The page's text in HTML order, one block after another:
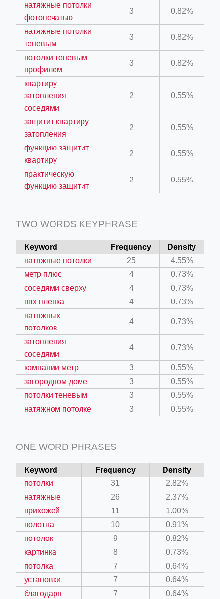
work?lat=37.49813&lng=127.0284&zoom=16
shredder-plant-equipment/scrap-shredder-fabrication
натяжные потолки
фотопечатью
3 0.82%
натяжные потолки
теневым
3 0.82%
потолки теневым
профилем
3 0.82%
квартиру
затопления
соседями
2 0.55%
защитит квартиру
затопления
2 0.55%
функцию защитит
квартиру
2 0.55%
практическую
функцию защитит
2 0.55%
TWO WORDS KEYPHRASE
Keyword Frequency
Density
натяжные потолки
25
4.55%
метр плюс
4
0.73%
соседями сверху
4
0.73%
пвх пленка
4
0.73%
натяжных
потолков
4 0.73%
затопления
соседями
4 0.73%
компании метр 3
0.55%
загородном доме
3
0.55%
потолки теневым
3
0.55%
натяжном потолке
3 0.55%
ONE WORD PHRASES
Keyword Frequency
Density
потолки
31
2.82%
натяжные
26
2.37%
прихожей
11
1.00%
полотна
10
0.91%
потолок
9
0.82%
картинка
8
0.73%
потолка
7
0.64%
установки
7
0.64%
благодаря
7 0.64%